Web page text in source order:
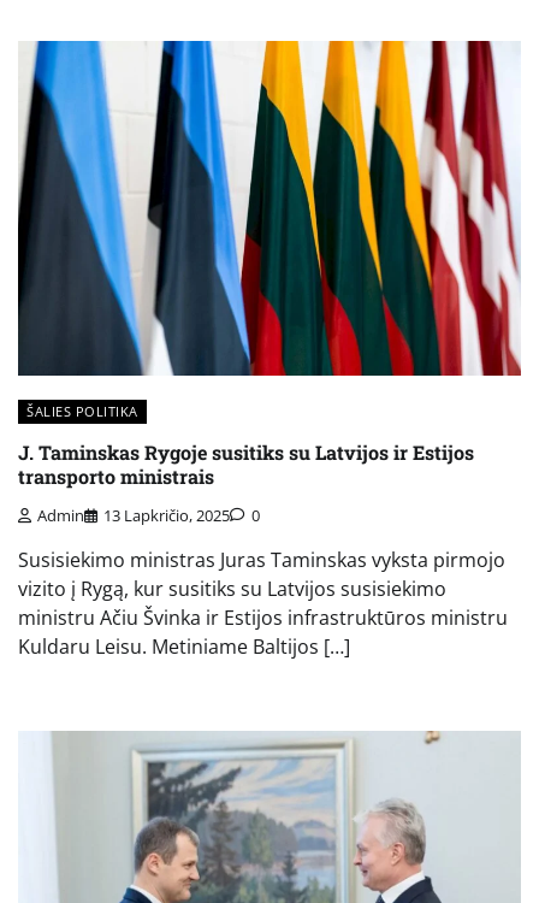
ŠALIES POLITIKA
J. Taminskas Rygoje susitiks su Latvijos ir Estijos
transporto ministrais
Admin 13 Lapkričio, 2025 0
Susisiekimo ministras Juras Taminskas vyksta pirmojo
vizito į Rygą, kur susitiks su Latvijos susisiekimo
ministru Ačiu Švinka ir Estijos infrastruktūros ministru
Kuldaru Leisu. Metiniame Baltijos […]